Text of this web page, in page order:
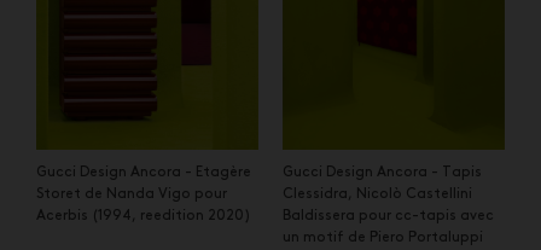
Gucci Design Ancora - Etagère
Storet de Nanda Vigo pour
Acerbis (1994, reedition 2020)
Gucci Design Ancora - Tapis
Clessidra, Nicolò Castellini
Baldissera pour cc-tapis avec
un motif de Piero Portaluppi